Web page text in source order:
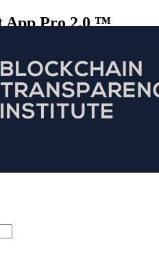
App Pro 2.0 ™
und
Trading
–